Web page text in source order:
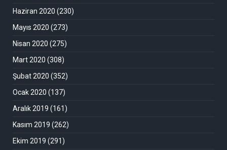
Haziran 2020 (230)
Mayıs 2020 (273)
Nisan 2020 (275)
Mart 2020 (308)
Şubat 2020 (352)
Ocak 2020 (137)
Aralık 2019 (161)
Kasım 2019 (262)
Ekim 2019 (291)